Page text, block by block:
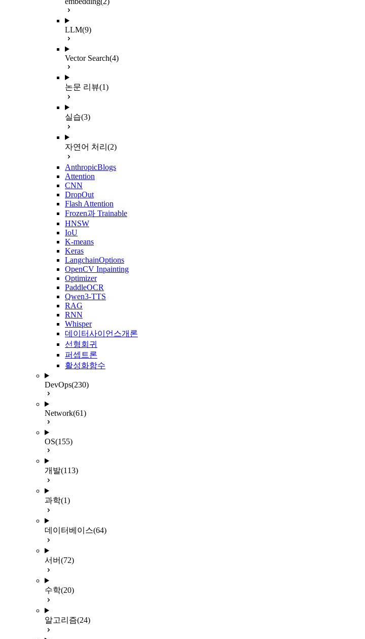
LLM(9)
Vector Search(4)
논문 리뷰(1)
실습(3)
자연어 처리 (2)
AnthropicBlogs
Attention
CNN
DropOut
Flash Attention
Frozen과 Trainable
HNSW
IoU
K-means
Keras
LangchainOptions
OpenCV Inpainting
Optimizer
PaddleOCR
Qwen3-TTS
RAG
RNN
Whisper
데이터사이언스개론
선형회귀
퍼셉트론
활성화함수
DevOps(230)
Network(61)
OS(155)
개발(113)
과학(1)
데이터베이스(64)
서버(72)
수학(20)
알고리즘(24)